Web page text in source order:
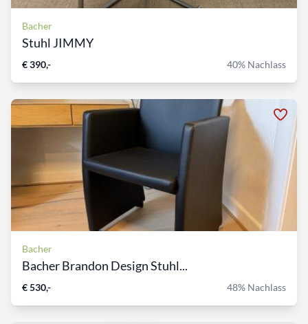
Bacher
Stuhl JIMMY
€ 390,- 40% Nachlass
Bacher
Bacher Brandon Design Stuhl...
€ 530,- 48% Nachlass